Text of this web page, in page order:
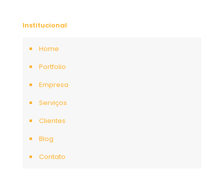
Institucional
Home
Portfolio
Empresa
Serviços
Clientes
Blog
Contato